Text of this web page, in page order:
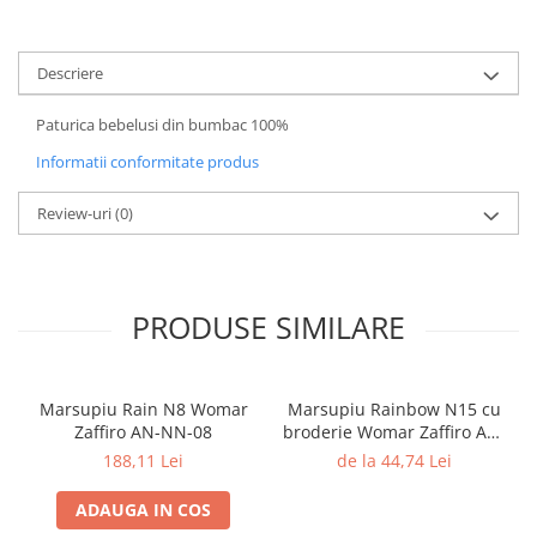
Descriere
Paturica bebelusi din bumbac 100%
Informatii conformitate produs
Review-uri(0)
PRODUSE SIMILARE
Marsupiu Rain N8 Womar
Zaffiro AN-NN-08
188,11 Lei
ADAUGA IN COS
Marsupiu Rainbow N15 cu
broderie Womar Zaffiro AN-
NZ-15E
de la 44,74 Lei